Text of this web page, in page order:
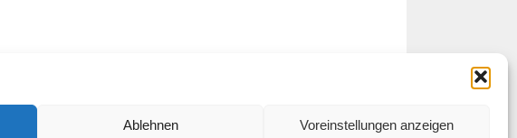
Ablehnen Voreinstellungen anzeigen